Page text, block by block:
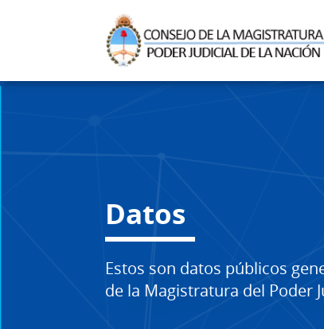
Datos
Estos son datos públicos
de la Magistratura del Poder